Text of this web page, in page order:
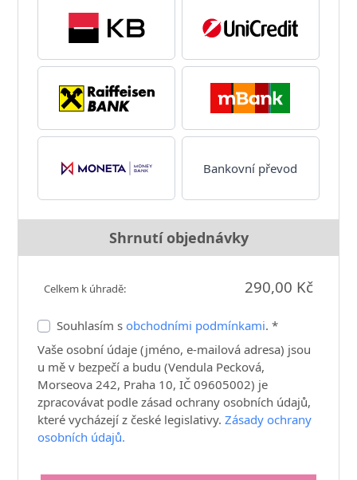
Bankovní převod
Shrnutí objednávky
Celkem k úhradě: 290,00 Kč
Souhlasím sobchodními podmínkami. *
Vaše osobní údaje (jméno, e-mailová adresa) jsou
u mě v bezpečí a budu (Vendula Pecková,
Morseova 242, Praha 10, IČ 09605002) je
zpracovávat podle zásad ochrany osobních údajů,
které vycházejí z české legislativy.Zásady ochrany
osobních údajů.